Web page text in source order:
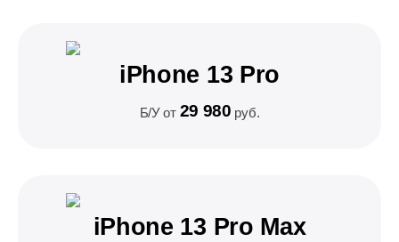
iPhone 13 Pro
Б/У от 29 980 руб.
iPhone 13 Pro Max